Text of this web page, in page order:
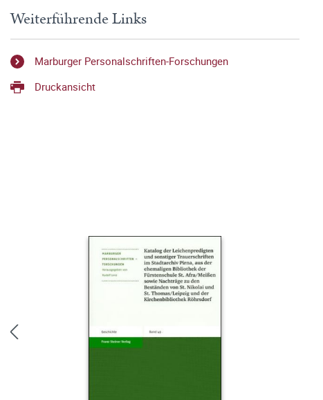
Weiterführende Links
Marburger Personalschriften-Forschungen
Druckansicht